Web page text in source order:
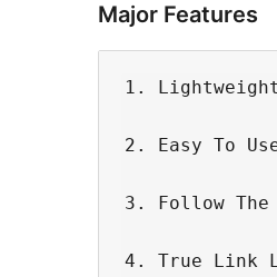
Major Features
1. Lightweight
2. Easy To
3. Follow The
4. True Link